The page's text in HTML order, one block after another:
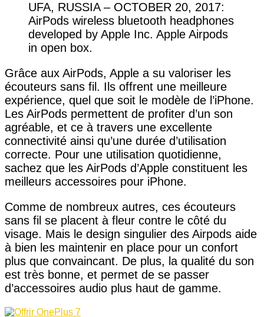
UFA, RUSSIA – OCTOBER 20, 2017:
AirPods wireless bluetooth headphones
developed by Apple Inc. Apple Airpods
in open box.
Grâce aux AirPods, Apple a su valoriser les
écouteurs sans fil. Ils offrent une meilleure
expérience, quel que soit le modèle de l’iPhone.
Les AirPods permettent de profiter d’un son
agréable, et ce à travers une excellente
connectivité ainsi qu’une durée d’utilisation
correcte. Pour une utilisation quotidienne,
sachez que les AirPods d’Apple constituent les
meilleurs accessoires pour iPhone.
Comme de nombreux autres, ces écouteurs
sans fil se placent à fleur contre le côté du
visage. Mais le design singulier des Airpods aide
à bien les maintenir en place pour un confort
plus que convaincant. De plus, la qualité du son
est très bonne, et permet de se passer
d’accessoires audio plus haut de gamme.